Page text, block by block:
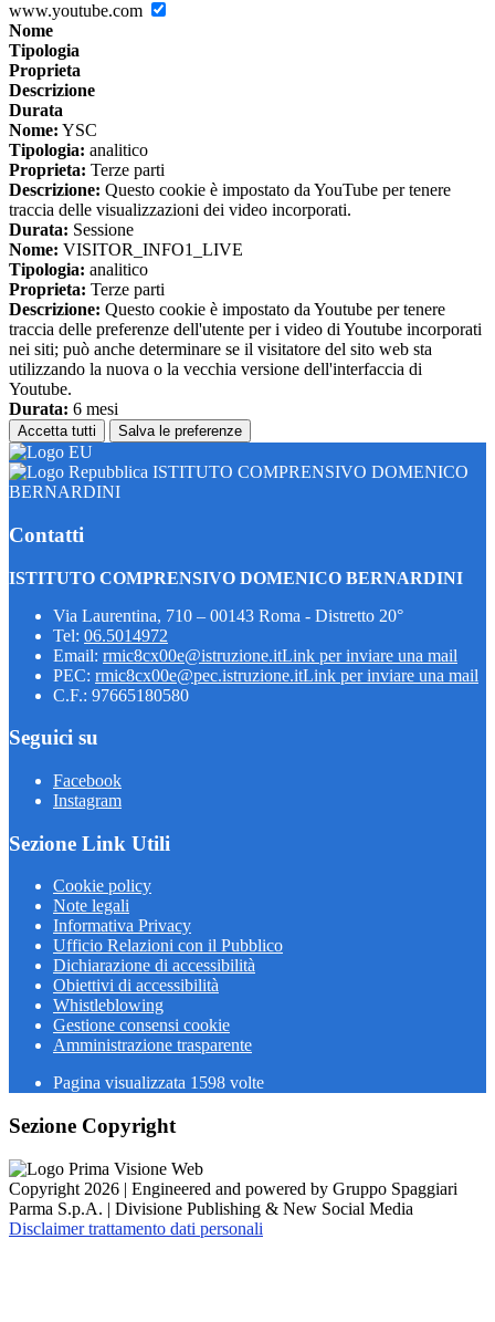
www.youtube.com
Nome
Tipologia
Proprieta
Descrizione
Durata
Nome: YSC
Tipologia: analitico
Proprieta: Terze parti
Descrizione: Questo cookie è impostato da YouTube per tenere
traccia delle visualizzazioni dei video incorporati.
Durata: Sessione
Nome: VISITOR_INFO1_LIVE
Tipologia: analitico
Proprieta: Terze parti
Descrizione: Questo cookie è impostato da Youtube per tenere
traccia delle preferenze dell'utente per i video di Youtube incorporati
nei siti; può anche determinare se il visitatore del sito web sta
utilizzando la nuova o la vecchia versione dell'interfaccia di
Youtube.
Durata: 6 mesi
Accetta tutti Salva le preferenze
ISTITUTO COMPRENSIVO DOMENICO
BERNARDINI
Contatti
ISTITUTO COMPRENSIVO DOMENICO BERNARDINI
Via Laurentina, 710 – 00143 Roma - Distretto 20°
Tel: 06.5014972
Email: rmic8cx00e@istruzione.itLink per inviare una mail
PEC: rmic8cx00e@pec.istruzione.itLink per inviare una mail
C.F.: 97665180580
Seguici su
Facebook
Instagram
Sezione Link Utili
Cookie policy
Note legali
Informativa Privacy
Ufficio Relazioni con il Pubblico
Dichiarazione di accessibilità
Obiettivi di accessibilità
Whistleblowing
Gestione consensi cookie
Amministrazione trasparente
Pagina visualizzata 1598 volte
Sezione Copyright
Copyright 2026 | Engineered and powered by Gruppo Spaggiari
Parma S.p.A. | Divisione Publishing & New Social Media
Disclaimer trattamento dati personali